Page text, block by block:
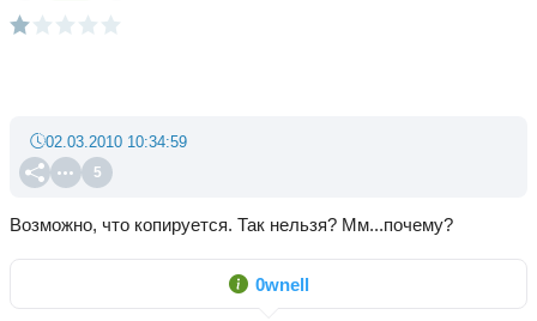
5
02.03.2010 10:34:59
Возможно, что копируется. Так нельзя? Мм...почему?
0wnell